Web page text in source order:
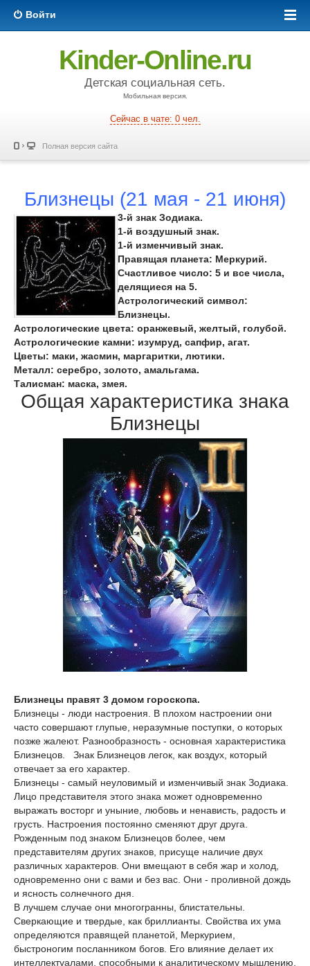
Войти
Kinder-Online.ru
Детская социальная сеть.
Мобильная версия.
Сейчас в чате: 0 чел.
Полная версия сайта
Близнецы (21 мая - 21 июня)
3-й знак Зодиака.
1-й воздушный знак.
1-й изменчивый знак.
Правящая планета: Меркурий.
Счастливое число: 5 и все числа,
делящиеся на 5.
Астрологический символ:
Близнецы.
Астрологические цвета: оранжевый, желтый, голубой.
Астрологические камни: изумруд, сапфир, агат.
Цветы: маки, жасмин, маргаритки, лютики.
Металл: серебро, золото, амальгама.
Талисман: маска, змея.
Общая характеристика знака
Близнецы
Близнецы правят 3 домом гороскопа.
Близнецы - люди настроения. В плохом настроении они
часто совершают глупые, неразумные поступки, о которых
позже жалеют. Разнообразность - основная характеристика
Близнецов. Знак Близнецов легок, как воздух, который
отвечает за его характер.
Близнецы - самый неуловимый и изменчивый знак Зодиака.
Лицо представителя этого знака может одновременно
выражать восторг и уныние, любовь и ненависть, радость и
грусть. Настроения постоянно сменяют друг друга.
Рожденным под знаком Близнецов более, чем
представителям других знаков, присуще наличие двух
различных характеров. Они вмещают в себя жар и холод,
одновременно они с вами и без вас. Они - проливной дождь
и ясность солнечного дня.
В лучшем случае они многогранны, блистательны.
Сверкающие и твердые, как бриллианты. Свойства их ума
определяются правящей планетой, Меркурием,
быстроногим посланником богов. Его влияние делает их
интеллектуалами, способными к аналитическому мышлению,